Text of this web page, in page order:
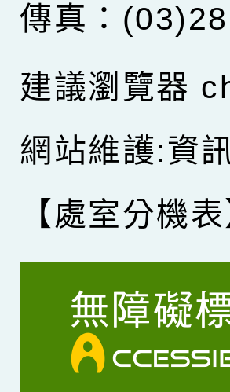
傳真：
建議瀏覽器
網站維護:資
【處室分機表